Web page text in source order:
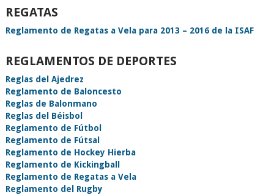
REGATAS
Reglamento de Regatas a Vela para 2013 – 2016 de la ISAF
REGLAMENTOS DE DEPORTES
Reglas del Ajedrez
Reglamento de Baloncesto
Reglas de Balonmano
Reglas del Béisbol
Reglamento de Fútbol
Reglamento de Fútsal
Reglamento de Hockey Hierba
Reglamento de Kickingball
Reglamento de Regatas a Vela
Reglamento del Rugby